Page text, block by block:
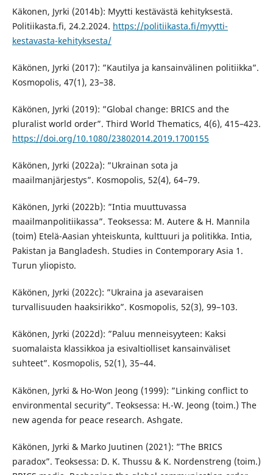
Käkonen, Jyrki (2014b): Myytti kestävästä kehityksestä.
Politiikasta.fi, 24.2.2024. https://politiikasta.fi/myytti-
kestavasta-kehityksesta/
Käkönen, Jyrki (2017): ”Kautilya ja kansainvälinen politiikka”.
Kosmopolis, 47(1), 23–38.
Käkönen, Jyrki (2019): ”Global change: BRICS and the
pluralist world order”. Third World Thematics, 4(6), 415–423.
https://doi.org/10.1080/23802014.2019.1700155
Käkönen, Jyrki (2022a): ”Ukrainan sota ja
maailmanjärjestys”. Kosmopolis, 52(4), 64–79.
Käkönen, Jyrki (2022b): ”Intia muuttuvassa
maailmanpolitiikassa”. Teoksessa: M. Autere & H. Mannila
(toim) Etelä-Aasian yhteiskunta, kulttuuri ja politikka. Intia,
Pakistan ja Bangladesh. Studies in Contemporary Asia 1.
Turun yliopisto.
Käkönen, Jyrki (2022c): ”Ukraina ja asevaraisen
turvallisuuden haaksirikko”. Kosmopolis, 52(3), 99–103.
Käkönen, Jyrki (2022d): ”Paluu menneisyyteen: Kaksi
suomalaista klassikkoa ja esivaltiolliset kansainväliset
suhteet”. Kosmopolis, 52(1), 35–44.
Käkönen, Jyrki & Ho-Won Jeong (1999): ”Linking conflict to
environmental security”. Teoksessa: H.-W. Jeong (toim.) The
new agenda for peace research. Ashgate.
Käkönen, Jyrki & Marko Juutinen (2021): ”The BRICS
paradox”. Teoksessa: D. K. Thussu & K. Nordenstreng (toim.)